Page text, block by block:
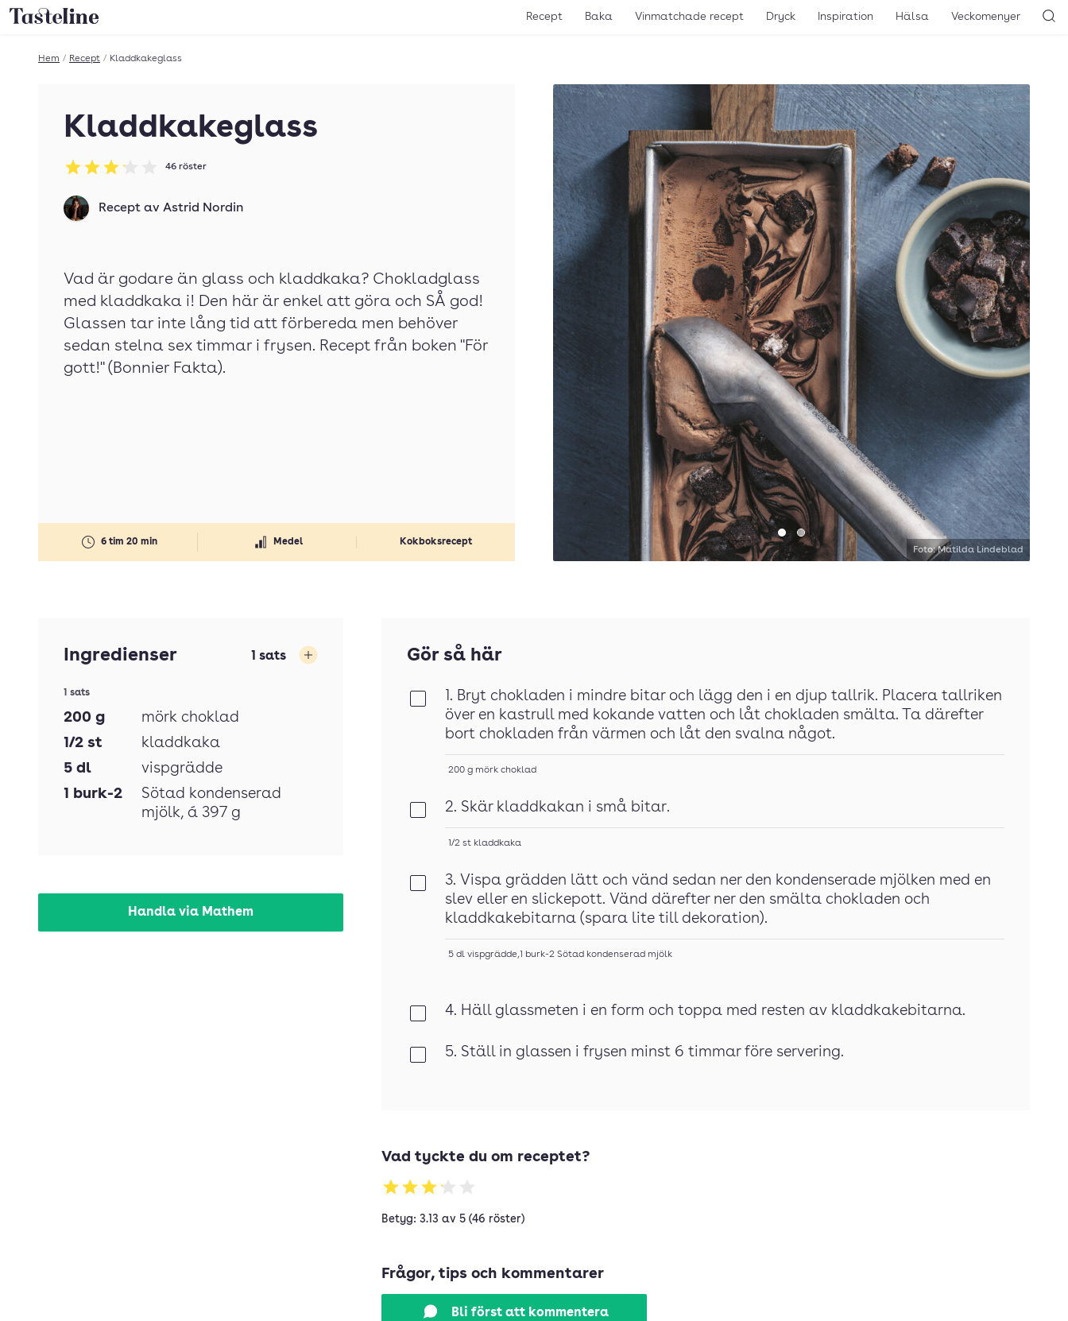
Till Tastelines startsida Recept Baka Vinmatchade recept Dryck Inspiration Hälsa Veckomenyer
Hem / Recept / Kladdkakeglass
Kladdkakeglass
Betyg: 3.13 av 5
46 röster
6 tim 20 min Medel Kokboksrecept
Recept av Astrid Nordin
Vad är godare än glass och kladdkaka? Chokladglass
med kladdkaka i! Den här är enkel att göra och SÅ god!
Glassen tar inte lång tid att förbereda men behöver
sedan stelna sex timmar i frysen. Recept från boken "För
gott!" (Bonnier Fakta).
Foto: Matilda Lindeblad
Gå till bild 1
Gå till bild 2
Ingredienser 1 sats
1 sats
200 g
mörk choklad
1/2 st
kladdkaka
5 dl
vispgrädde
1 burk-2
Sötad kondenserad
mjölk, á 397 g
Handla via Mathem
Gör så här
1. Bryt chokladen i mindre bitar och lägg den i en djup tallrik. Placera tallriken
över en kastrull med kokande vatten och låt chokladen smälta. Ta därefter
bort chokladen från värmen och låt den svalna något.
200 g mörk choklad
2. Skär kladdkakan i små bitar.
1/2 st kladdkaka
3. Vispa grädden lätt och vänd sedan ner den kondenserade mjölken med en
slev eller en slickepott. Vänd därefter ner den smälta chokladen och
kladdkakebitarna (spara lite till dekoration).
5 dl vispgrädde,1 burk-2 Sötad kondenserad mjölk
4. Häll glassmeten i en form och toppa med resten av kladdkakebitarna.
5. Ställ in glassen i frysen minst 6 timmar före servering.
Vad tyckte du om receptet?
Betyg: 3.13 av 5 (46 röster)
Frågor, tips och kommentarer
Bli först att kommentera